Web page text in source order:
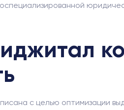
с целью оптимизации